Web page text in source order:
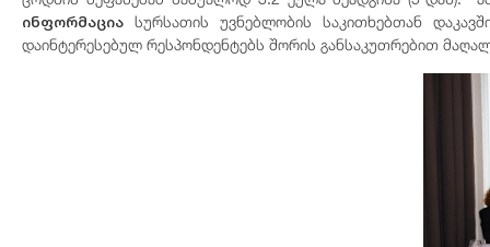
ინფორმაციასურსათის უვნებლობის საკითხებთან
დაინტერესებულ რესპონდენტებს შორის განსაკუთრებით